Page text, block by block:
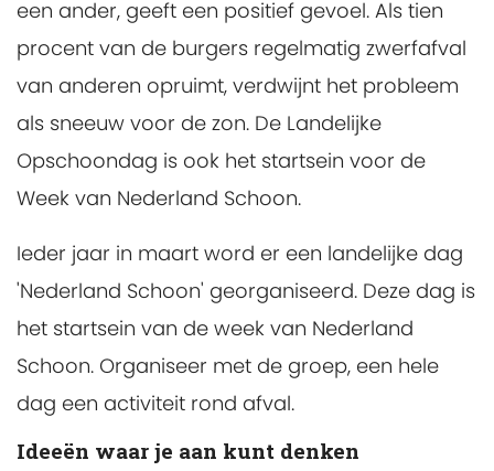
een ander, geeft een positief gevoel. Als tien
procent van de burgers regelmatig zwerfafval
van anderen opruimt, verdwijnt het probleem
als sneeuw voor de zon. De Landelijke
Opschoondag is ook het startsein voor de
Week van Nederland Schoon.
Ieder jaar in maart word er een landelijke dag
'Nederland Schoon' georganiseerd. Deze dag is
het startsein van de week van Nederland
Schoon. Organiseer met de groep, een hele
dag een activiteit rond afval.
Ideeën waar je aan kunt denken